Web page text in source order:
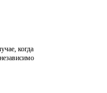
когда